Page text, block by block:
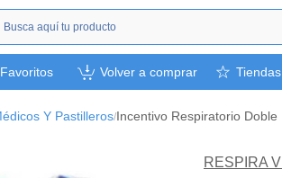
Volver a comprar
Y Pastilleros/
RESPIRA